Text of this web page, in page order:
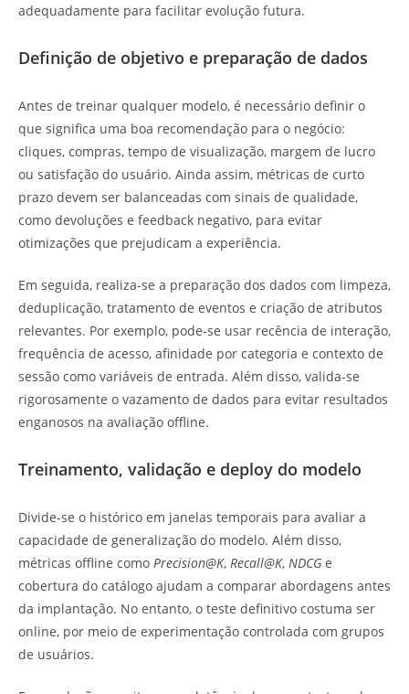
adequadamente para facilitar evolução futura.
Definição de objetivo e preparação de dados
Antes de treinar qualquer modelo, é necessário definir o
que significa uma boa recomendação para o negócio:
cliques, compras, tempo de visualização, margem de lucro
ou satisfação do usuário. Ainda assim, métricas de curto
prazo devem ser balanceadas com sinais de qualidade,
como devoluções e feedback negativo, para evitar
otimizações que prejudicam a experiência.
Em seguida, realiza-se a preparação dos dados com limpeza,
deduplicação, tratamento de eventos e criação de atributos
relevantes. Por exemplo, pode-se usar recência de interação,
frequência de acesso, afinidade por categoria e contexto de
sessão como variáveis de entrada. Além disso, valida-se
rigorosamente o vazamento de dados para evitar resultados
enganosos na avaliação offline.
Treinamento, validação e deploy do modelo
Divide-se o histórico em janelas temporais para avaliar a
capacidade de generalização do modelo. Além disso,
métricas offline como Precision@K, Recall@K, NDCG e
cobertura do catálogo ajudam a comparar abordagens antes
da implantação. No entanto, o teste definitivo costuma ser
online, por meio de experimentação controlada com grupos
de usuários.